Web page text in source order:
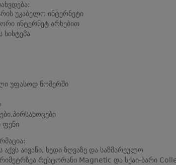
უკაბელო ინტერნეტი
ინტერნეტ არხებით
სისტემა
უფასოდ ნომერში
ფენი
აქვს აივანი, ხედი ზღვაზე და საზმარეულო
რესტორანი Magnetic და სქაი-ბარი